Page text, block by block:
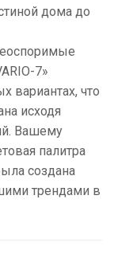
дома до
7»
вариантах, что
исходя
Вашему
палитра
создана
трендами в